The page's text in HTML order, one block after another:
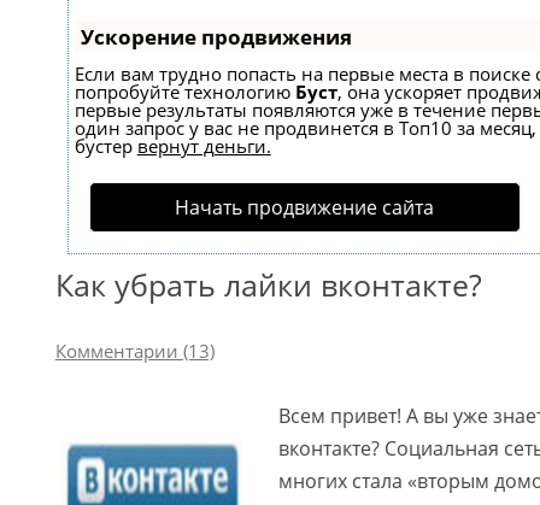
Ускорение продвижения
Если вам трудно попасть на первые места в поиске
попробуйте технологию Буст, она ускоряет
первые результаты появляются уже в течение
один запрос у вас не продвинется в Топ10 за
бустер вернут деньги.
Начать продвижение сайта
Как убрать лайки вконтакте?
Комментарии (13)
Всем привет! А вы уже
вконтакте? Социальная
многих стала «вторым